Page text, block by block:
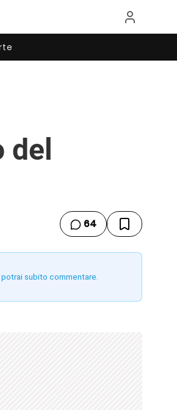
64
subito commentare.